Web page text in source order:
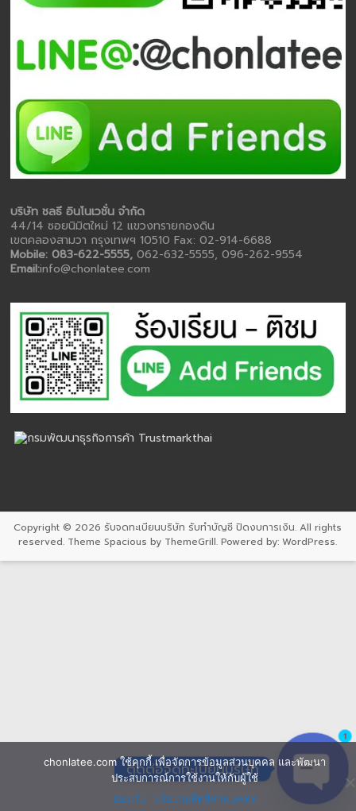
บริษัท ชลธี อินโนเวชั่น จำกัด
44/14 ซอยนิมิตใหม่ 12 แขวงทรายกองดิน
เขตคลองสามวา กรุงเทพฯ 10510 Fax: 02-914-6688
Mobile: 083-622-5555,062-632-5555, 096-262-9554
Email:info@chonlatee.com
Copyright © 2026 รับจดทะเบียนบริษัท รับทำบัญชี ปิดงบการเงิน. All rights
reserved. ThemeSpacious by ThemeGrill. Powered by:WordPress.
chonlatee.com ใช้คุกกี้ เพื่อจัดการข้อมูลส่วนบุคคล และพัฒนา
ประสบการณ์การใช้งานให้กับผู้ใช้
ยอมรับ
นโยบายสิทธิส่วนบุคคล
ติดต่อจดทะเบียนบริษัท
1